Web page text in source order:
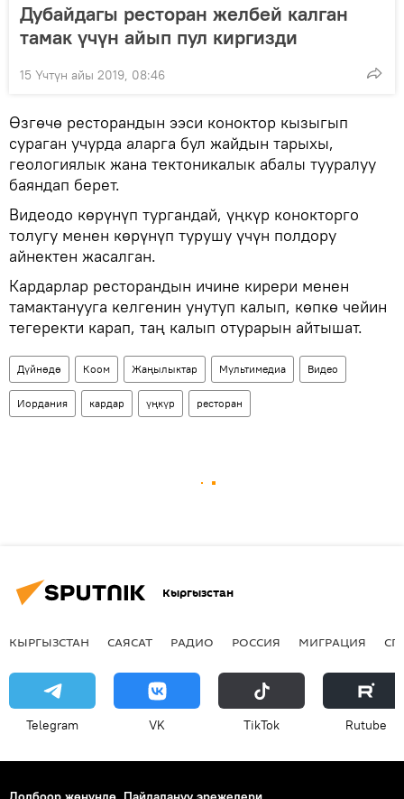
Дубайдагы ресторан желбей калган
тамак үчүн айып пул киргизди
15 Үчтүн айы 2019, 08:46
Өзгөчө ресторандын ээси коноктор кызыгып
сураган учурда аларга бул жайдын тарыхы,
геологиялык жана тектоникалык абалы тууралуу
баяндап берет.
Видеодо көрүнүп тургандай, үңкүр конокторго
толугу менен көрүнүп турушу үчүн полдору
айнектен жасалган.
Кардарлар ресторандын ичине кирери менен
тамактанууга келгенин унутуп калып, көпкө чейин
тегеректи карап, таң калып отурарын айтышат.
Дүйнөдө Коом Жаңылыктар Мультимедиа Видео
Иордания кардар үңкүр ресторан
Кыргызстан
КЫРГЫЗСТАН САЯСАТ РАДИО РОССИЯ МИГРАЦИЯ
Telegram VK ТikТоk Rutube